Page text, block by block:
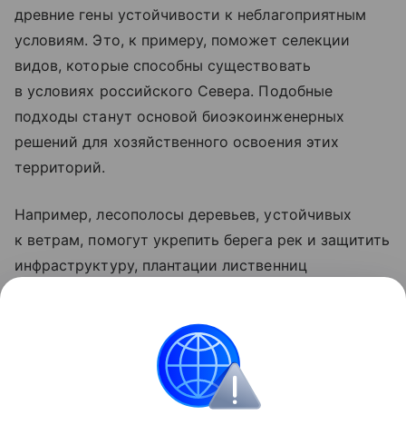
древние гены устойчивости к неблагоприятным
условиям. Это, к примеру, поможет селекции
видов, которые способны существовать
в условиях российского Севера. Подобные
подходы станут основой биоэкоинженерных
решений для хозяйственного освоения этих
территорий.
Например, лесополосы деревьев, устойчивых
к ветрам, помогут укрепить берега рек и защитить
инфраструктуру, плантации лиственниц